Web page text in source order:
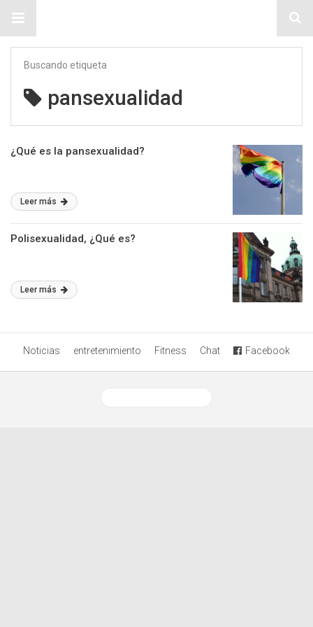
Buscando etiqueta
pansexualidad
¿Qué es la pansexualidad?
Leer más
Polisexualidad, ¿Qué es?
Leer más
Noticias entretenimiento Fitness Chat Facebook